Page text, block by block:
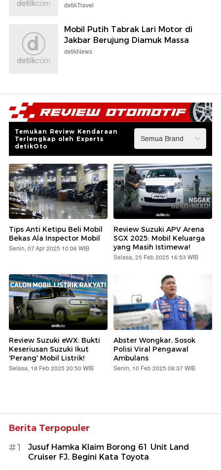
detikTravel
Mobil Putih Tabrak Lari Motor di
Jakbar Berujung Diamuk Massa
detikNews
Temukan Review Kendaraan
Terlengkap oleh Experts
detikOto
Tips Anti Ketipu Beli Mobil
Bekas Ala Inspector Mobil
Senin, 07 Apr 2025 10:06 WIB
Review Suzuki APV Arena
SGX 2025: Mobil Keluarga
yang Masih Istimewa!
Selasa, 25 Feb 2025 16:53 WIB
Review Suzuki eWX: Bukti
Keseriusan Suzuki Ikut
'Perang' Mobil Listrik!
Selasa, 18 Feb 2025 20:50 WIB
Abster Wongkar, Sosok
Polisi Viral Pengawal
Ambulans
Senin, 10 Feb 2025 08:37 WIB
Berita Terpopuler
#1
Jusuf Hamka Klaim Borong 61 Unit Land
Cruiser FJ, Begini Kata Toyota